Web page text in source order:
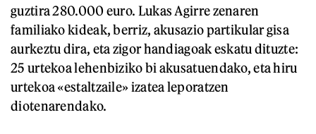
guztira 280.000 euro. Lukas Agirre zenaren
familiako kideak, berriz, akusazio partikular gisa
aurkeztu dira, eta zigor handiagoak eskatu dituzte:
25 urtekoa lehenbiziko bi akusatuendako, eta hiru
urtekoa «estaltzaile» izatea leporatzen
diotenarendako.